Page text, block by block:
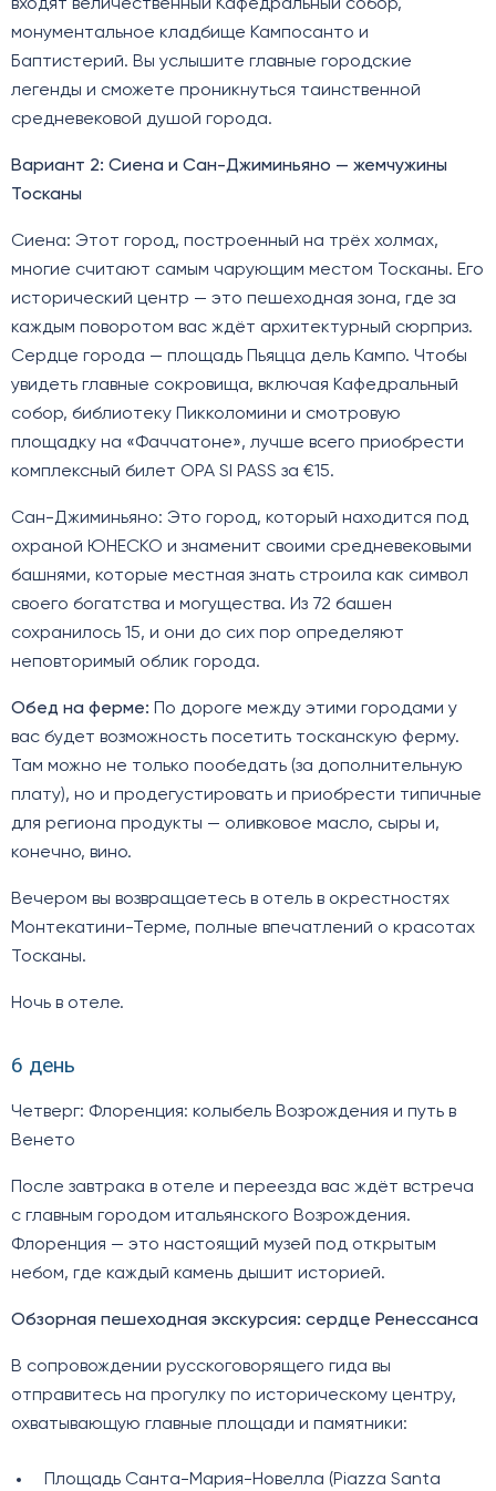
входят величественный Кафедральный собор,
монументальное кладбище Кампосанто и
Баптистерий. Вы услышите главные городские
легенды и сможете проникнуться таинственной
средневековой душой города.
Вариант 2: Сиена и Сан-Джиминьяно — жемчужины
Тосканы
Сиена: Этот город, построенный на трёх холмах,
многие считают самым чарующим местом Тосканы. Его
исторический центр — это пешеходная зона, где за
каждым поворотом вас ждёт архитектурный сюрприз.
Сердце города — площадь Пьяцца дель Кампо. Чтобы
увидеть главные сокровища, включая Кафедральный
собор, библиотеку Пикколомини и смотровую
площадку на «Фаччатоне», лучше всего приобрести
комплексный билет OPA SI PASS за €15.
Сан-Джиминьяно: Это город, который находится под
охраной ЮНЕСКО и знаменит своими средневековыми
башнями, которые местная знать строила как символ
своего богатства и могущества. Из 72 башен
сохранилось 15, и они до сих пор определяют
неповторимый облик города.
Обед на ферме: По дороге между этими городами у
вас будет возможность посетить тосканскую ферму.
Там можно не только пообедать (за дополнительную
плату), но и продегустировать и приобрести типичные
для региона продукты — оливковое масло, сыры и,
конечно, вино.
Вечером вы возвращаетесь в отель в окрестностях
Монтекатини-Терме, полные впечатлений о красотах
Тосканы.
Ночь в отеле.
6 день
Четверг: Флоренция: колыбель Возрождения и путь в
Венето
После завтрака в отеле и переезда вас ждёт встреча
с главным городом итальянского Возрождения.
Флоренция — это настоящий музей под открытым
небом, где каждый камень дышит историей.
Обзорная пешеходная экскурсия: сердце Ренессанса
В сопровождении русскоговорящего гида вы
отправитесь на прогулку по историческому центру,
охватывающую главные площади и памятники:
Площадь Санта-Мария-Новелла (Piazza Santa